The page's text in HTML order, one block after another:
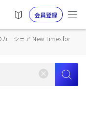
会員登録
ーシェア New Times for